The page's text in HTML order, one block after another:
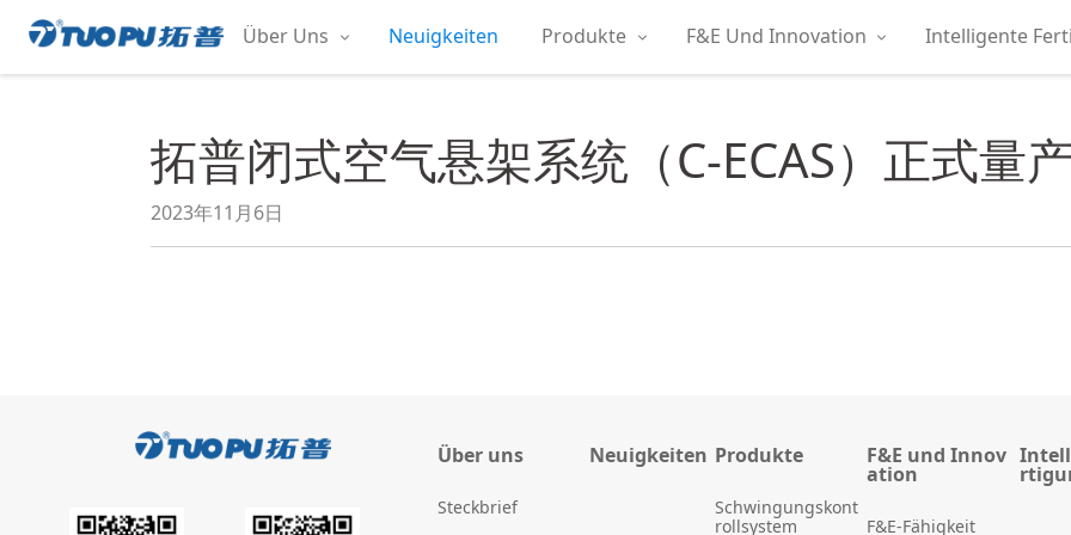
Zum
Inhalt
springen
拓
普
Über Uns Neuigkeiten Produkte F&E Und Innovation Intelligente
拓普闭式空气悬架系统（C-ECAS）正式量
2023年11月6日
Über uns
Steckbrief
Neuigkeiten Produkte
Schwingungskont
rollsystem
F&E und Innov
ation
F&E-Fähigkeit